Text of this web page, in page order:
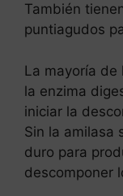
También
puntiagudos
La mayoría de
la enzima
iniciar la
Sin la amilasa
duro para
descomponer